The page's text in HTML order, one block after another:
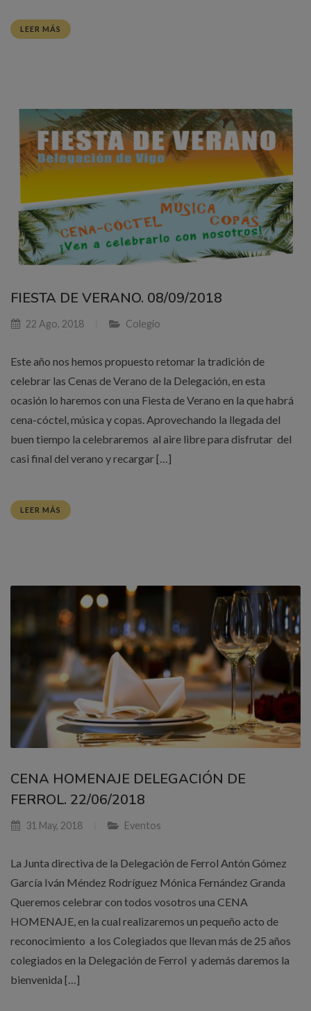
LEER MÁS
FIESTA DE VERANO. 08/09/2018
22 Ago, 2018 Colegio
Este año nos hemos propuesto retomar la tradición de
celebrar las Cenas de Verano de la Delegación, en esta
ocasión lo haremos con una Fiesta de Verano en la que habrá
cena-cóctel, música y copas. Aprovechando la llegada del
buen tiempo la celebraremos al aire libre para disfrutar del
casi final del verano y recargar […]
LEER MÁS
CENA HOMENAJE DELEGACIÓN DE
FERROL. 22/06/2018
31 May, 2018 Eventos
La Junta directiva de la Delegación de Ferrol Antón Gómez
García Iván Méndez Rodríguez Mónica Fernández Granda
Queremos celebrar con todos vosotros una CENA
HOMENAJE, en la cual realizaremos un pequeño acto de
reconocimiento a los Colegiados que llevan más de 25 años
colegiados en la Delegación de Ferrol y además daremos la
bienvenida […]